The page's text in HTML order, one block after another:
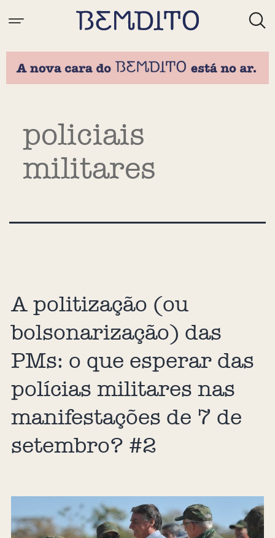
policiais
militares
A politização (ou
bolsonarização) das
PMs: o que esperar das
polícias militares nas
manifestações de 7 de
setembro? #2